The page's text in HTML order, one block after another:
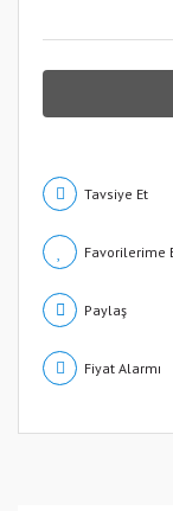
Tavsiye Et
Paylaş
Fiyat Alarmı